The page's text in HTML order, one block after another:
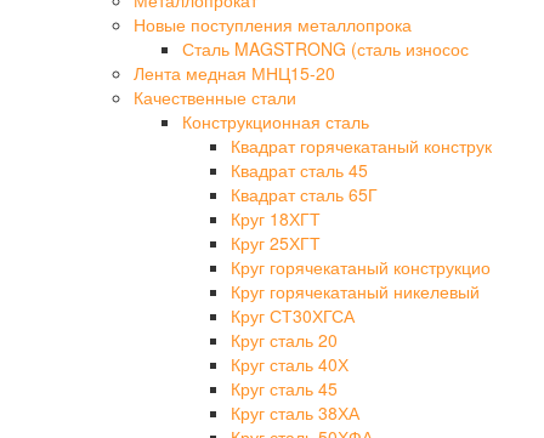
Новые поступления металлопрока
Сталь MAGSTRONG (сталь износос
Лента медная МНЦ15-20
Качественные стали
Конструкционная сталь
Квадрат горячекатаный конструк
Квадрат сталь 45
Квадрат сталь 65Г
Круг 18ХГТ
Круг 25ХГТ
Круг горячекатаный конструкцио
Круг горячекатаный никелевый
Круг СТ30ХГСА
Круг сталь 20
Круг сталь 40Х
Круг сталь 45
Круг сталь 38ХА